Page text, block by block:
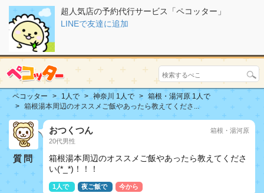
超人気店の予約代行サービス「ペコッター」
LINEで友達に追加
ペコッター 1人で 神奈川 1人で
箱根・湯河原 1人で
箱根湯本周辺のオススメご飯やあったら教えてくださ...
質問
おつくつん
20代男性
箱根・湯河原
箱根湯本周辺のオススメご飯やあったら教えてくださ
い(*_*)！！！
1人で 夜ご飯で 今から